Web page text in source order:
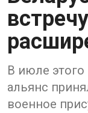
В июле этого
альянс
военное